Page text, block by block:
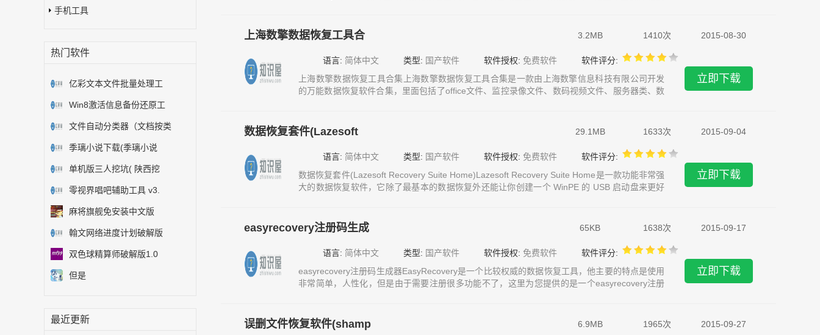
手机工具
热门软件
亿彩文本文件批量处理工
Win8激活信息备份还原工
文件自动分类器（文档按类
季璃小说下载(季璃小说
单机版三人挖坑( 陕西挖
零视界唱吧辅助工具 v3.
麻将旗舰免安装中文版
翰文网络进度计划破解版
双色球精算师破解版1.0
但是
最近更新
上海数擎数据恢复工具合 3.2MB 1410次 2015-08-30
语言: 简体中文 类型: 国产软件 软件授权: 免费软件
软件评分:
上海数擎数据恢复工具合集上海数擎数据恢复工具合集是一款由上海数擎信息科技有限公司开发
的万能数据恢复软件合集，里面包括了office文件、监控录像文件、数码视频文件、服务器类、数
立即下载
数据恢复套件(Lazesoft 29.1MB 1633次 2015-09-04
语言: 简体中文 类型: 国产软件 软件授权: 免费软件
软件评分:
数据恢复套件(Lazesoft Recovery Suite Home)Lazesoft Recovery Suite Home是一款功能非常强
大的数据恢复软件，它除了最基本的数据恢复外还能让你创建一个 WinPE 的 USB 启动盘来更好
立即下载
easyrecovery注册码生成 65KB 1638次 2015-09-17
语言: 简体中文 类型: 国产软件 软件授权: 免费软件
软件评分:
easyrecovery注册码生成器EasyRecovery是一个比较权威的数据恢复工具，他主要的特点是使用
非常简单，人性化，但是由于需要注册很多功能不了，这里为您提供的是一个easyrecovery注册
立即下载
误删文件恢复软件(shamp 6.9MB 1965次 2015-09-27